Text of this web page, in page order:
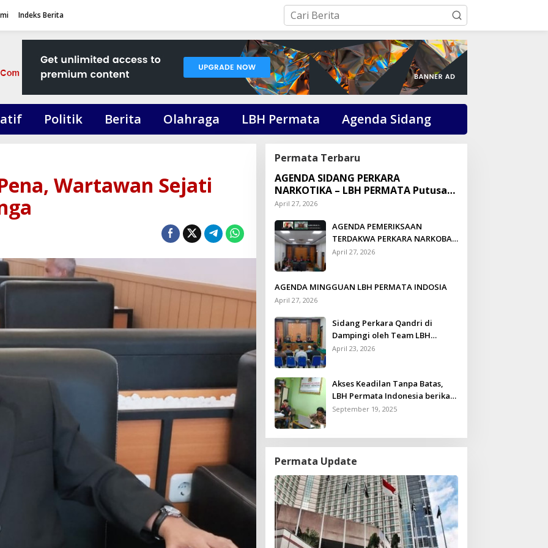
Indeks Berita
Politik Berita Olahraga LBH Permata Agenda Sidang
Wartawan Sejati
Permata Terbaru
AGENDA SIDANG PERKARA
NARKOTIKA – LBH PERMATA Putusan:
Dikson Simbolon Divonis 3 Tahun
April 27, 2026
AGENDA PEMERIKSAAN
TERDAKWA PERKARA NARKOBA
DI PENGADILAN TALUK
April 27, 2026
AGENDA MINGGUAN LBH PERMATA INDOSIA
April 27, 2026
Sidang Perkara Qandri di
Dampingi oleh Team LBH
Permata Indonesia
April 23, 2026
Akses Keadilan Tanpa Batas,
LBH Permata Indonesia berikan
Layanan Konsultasi Hukum
September 19, 2025
Permata Update